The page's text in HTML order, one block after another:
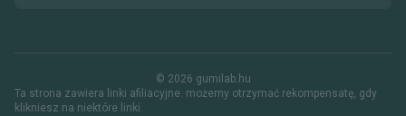
© 2026 gumilab.hu
Ta strona zawiera linki afiliacyjne. możemy otrzymać rekompensatę, gdy
klikniesz na niektóre linki.